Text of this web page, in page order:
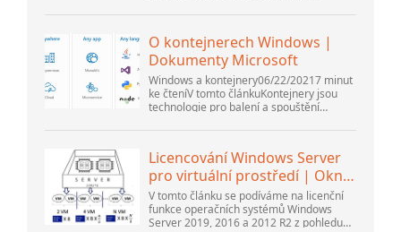
Thomase Maurera a Andrewa Syrewicze.
O kontejnerech Windows |
Dokumenty Microsoft
Windows a kontejnery06/22/20217 minut
ke čteníV tomto článkuKontejnery jsou
technologie pro balení a spouštění
prostředích v místním prostředí a v...
Licencování Windows Server
pro virtuální prostředí | Okna
...
V tomto článku se podíváme na licenční
funkce operačních systémů Windows
Server 2019, 2016 a 2012 R2 z pohledu